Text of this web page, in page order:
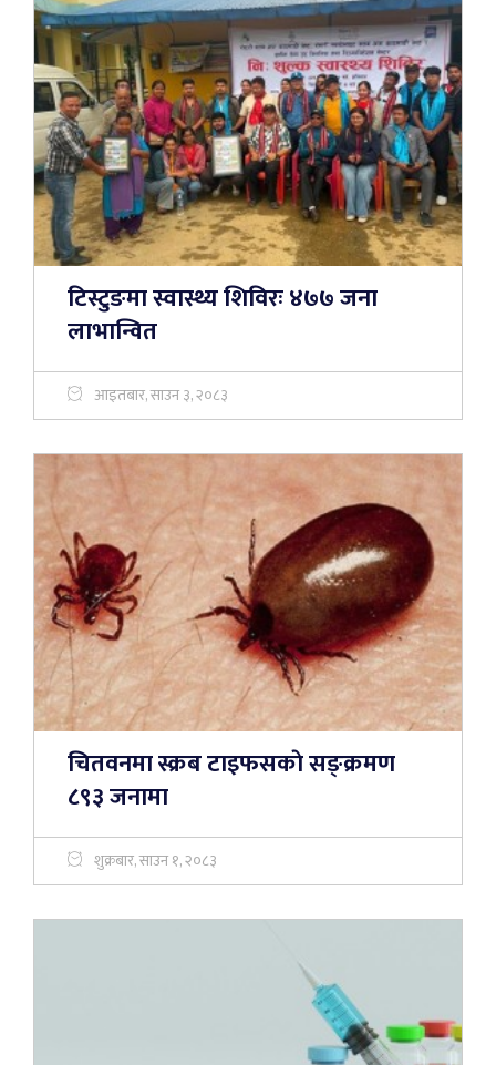
टिस्टुङमा स्वास्थ्य शिविरः ४७७ जना
लाभान्वित
आइतबार, साउन ३, २०८३
चितवनमा स्क्रब टाइफसकाे सङ्क्रमण
८९३ जनामा
शुक्रबार, साउन १, २०८३